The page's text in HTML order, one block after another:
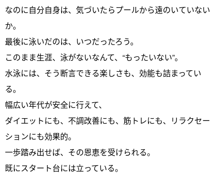
なのに自分自身は、気づいたらプールから遠のいていない
か。
最後に泳いだのは、いつだったろう。
このまま生涯、泳がないなんて、“もったいない”。
水泳には、そう断言できる楽しさも、効能も詰まってい
る。
幅広い年代が安全に行えて、
ダイエットにも、不調改善にも、筋トレにも、リラクセー
ションにも効果的。
一歩踏み出せば、その恩恵を受けられる。
既にスタート台には立っている。